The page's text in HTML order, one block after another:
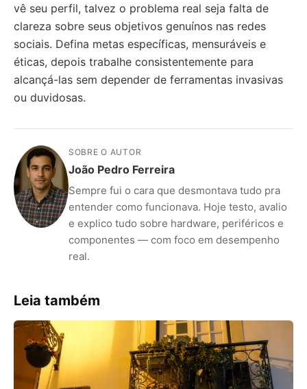
vê seu perfil, talvez o problema real seja falta de
clareza sobre seus objetivos genuínos nas redes
sociais. Defina metas específicas, mensuráveis e
éticas, depois trabalhe consistentemente para
alcançá-las sem depender de ferramentas invasivas
ou duvidosas.
SOBRE O AUTOR
João Pedro Ferreira
Sempre fui o cara que desmontava tudo pra
entender como funcionava. Hoje testo, avalio
e explico tudo sobre hardware, periféricos e
componentes — com foco em desempenho
real.
Leia também